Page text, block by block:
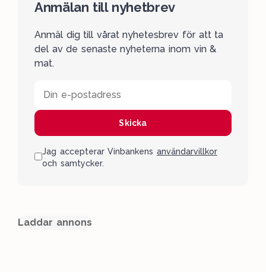
Anmälan till nyhetbrev
Anmäl dig till vårat nyhetesbrev för att ta
del av de senaste nyheterna inom vin &
mat.
Din e-postadress
Skicka
Jag accepterar Vinbankens användarvillkor
och samtycker.
Laddar annons